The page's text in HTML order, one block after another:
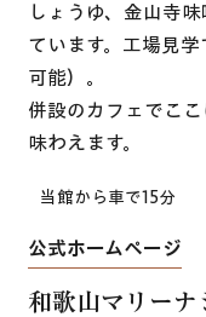
しょうゆ、金山寺
ています。工場見
可能）。
併設のカフェでこ
味わえます。
当館から車で15分
公式ホームページ
和歌山マリーナ